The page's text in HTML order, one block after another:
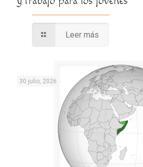
Leer más
30 julio, 2026